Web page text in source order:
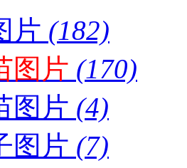
片 (182)
图片 (170)
图片 (4)
图片 (7)